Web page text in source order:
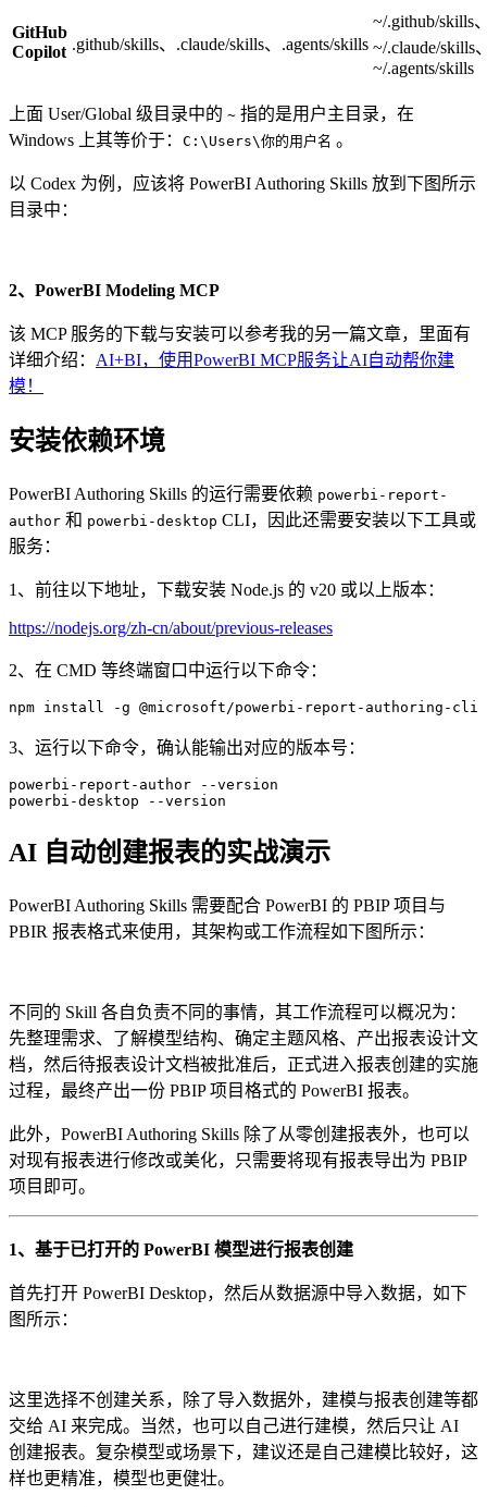
GitHub
Copilot .github/skills、.claude/skills、.agents/skills
~/.github/skills
~/.claude/skills
~/.agents/skills
上面 User/Global 级目录中的 ~ 指的是用户主目录，在
Windows 上其等价于： C:\Users\你的用户名 。
以 Codex 为例，应该将 PowerBI Authoring Skills 放到下图所示
目录中：
2、PowerBI Modeling MCP
该 MCP 服务的下载与安装可以参考我的另一篇文章，里面有
详细介绍： AI+BI，使用PowerBI MCP服务让AI自动帮你建
模！
安装依赖环境
PowerBI Authoring Skills 的运行需要依赖 powerbi-report-
author 和 powerbi-desktop CLI，因此还需要安装以下工具或
服务：
1、前往以下地址，下载安装 Node.js 的 v20 或以上版本：
https://nodejs.org/zh-cn/about/previous-releases
2、在 CMD 等终端窗口中运行以下命令：
npm install -g @microsoft/powerbi-report-authoring-cli
3、运行以下命令，确认能输出对应的版本号：
powerbi-report-author --version
powerbi-desktop --version
AI 自动创建报表的实战演示
PowerBI Authoring Skills 需要配合 PowerBI 的 PBIP 项目与
PBIR 报表格式来使用，其架构或工作流程如下图所示：
不同的 Skill 各自负责不同的事情，其工作流程可以概况为：
先整理需求、了解模型结构、确定主题风格、产出报表设计文
档，然后待报表设计文档被批准后，正式进入报表创建的实施
过程，最终产出一份 PBIP 项目格式的 PowerBI 报表。
此外，PowerBI Authoring Skills 除了从零创建报表外，也可以
对现有报表进行修改或美化，只需要将现有报表导出为 PBIP
项目即可。
1、基于已打开的 PowerBI 模型进行报表创建
首先打开 PowerBI Desktop，然后从数据源中导入数据，如下
图所示：
这里选择不创建关系，除了导入数据外，建模与报表创建等都
交给 AI 来完成。当然，也可以自己进行建模，然后只让 AI
创建报表。复杂模型或场景下，建议还是自己建模比较好，这
样也更精准，模型也更健壮。